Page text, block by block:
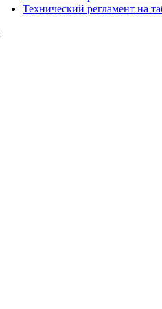
Технический регламент на